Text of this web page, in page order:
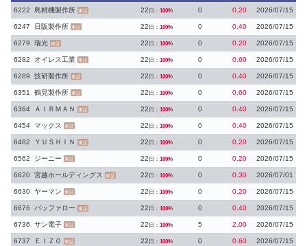
6222
島精機製作所 東証 22 日： 100% 0 0.20 2026/07/15
6247 日阪製作所 東証 22 日： 100% 0 0.40 2026/07/15
6279 瑞光 東証 22 日： 100% 0 0.20 2026/07/15
6282 オイレス工業 東証 22 日： 100% 0 0.60 2026/07/15
6289 技研製作所 東証 22 日： 100% 0 0.40 2026/07/15
6351 鶴見製作所 東証 22 日： 100% 0 0.60 2026/07/15
6364 ＡＩＲＭＡＮ 東証 22 日： 100% 0 0.40 2026/07/15
6454 マックス 東証 22 日： 100% 0 0.40 2026/07/15
6482 ＹＵＳＨＩＮ 東証 22 日： 100% 0 0.20 2026/07/15
6562 ジーニー 東証 22 日： 100% 0 0.20 2026/07/15
6620 宮越ホールディングス 東証 22 日： 100% 0 0.30 2026/07/01
6630 ヤーマン 東証 22 日： 100% 0 0.20 2026/07/15
6676 バッファロー 東証 22 日： 100% 0 0.40 2026/07/15
6736 サン電子 東証 22 日： 100% 5 2.00 2026/07/15
6737 ＥＩＺＯ 東証 22 日： 100% 0 0.60 2026/07/15